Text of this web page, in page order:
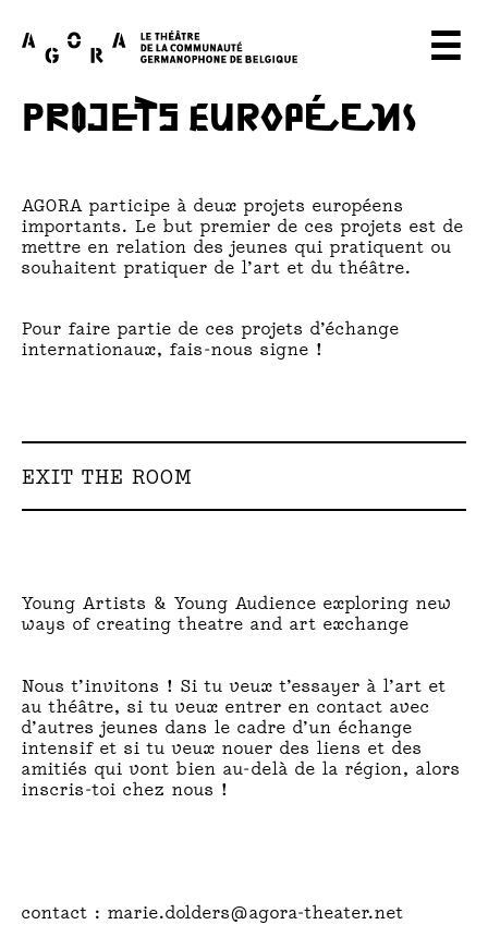
☰
PROJETS EUROPÉENS
AGORA participe à deux projets européens
importants. Le but premier de ces projets est de
mettre en relation des jeunes qui pratiquent ou
souhaitent pratiquer de l’art et du théâtre.
Pour faire partie de ces projets d’échange
internationaux, fais-nous signe !
EXIT THE ROOM
Young Artists & Young Audience exploring new
ways of creating theatre and art exchange
Nous t’invitons ! Si tu veux t’essayer à l’art et
au théâtre, si tu veux entrer en contact avec
d’autres jeunes dans le cadre d’un échange
intensif et si tu veux nouer des liens et des
amitiés qui vont bien au-delà de la région, alors
inscris-toi chez nous !
contact : marie.dolders@agora-theater.net